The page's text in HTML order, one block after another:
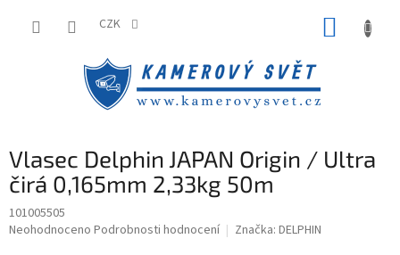
CZK
Vlasec Delphin JAPAN Origin / Ultra
čirá 0,165mm 2,33kg 50m
101005505
Průměrné
Neohodnoceno Podrobnosti hodnocení Značka: DELPHIN